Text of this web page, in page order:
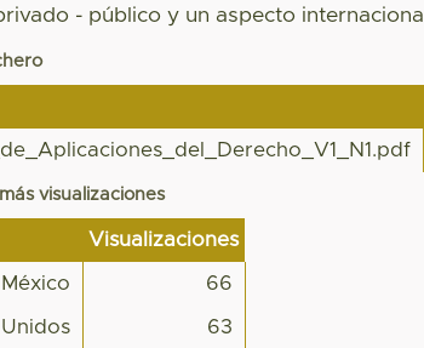
- público y un aspecto internacional
visualizaciones
Visualizaciones
México 66
63